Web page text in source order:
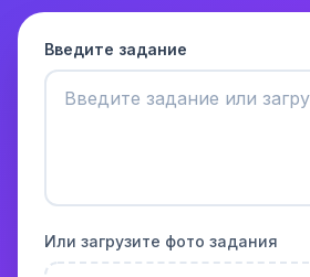
Введите задание
Или загрузите фото задания